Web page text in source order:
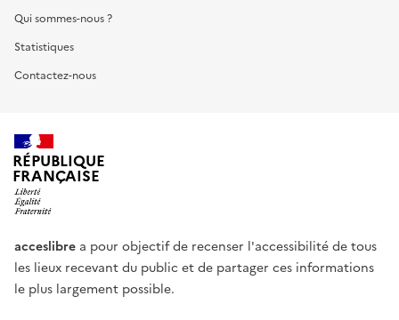
Qui sommes-nous ?
Statistiques
Contactez-nous
RÉPUBLIQUE
FRANÇAISE
acceslibre a pour objectif de recenser l'accessibilité de tous
les lieux recevant du public et de partager ces informations
le plus largement possible.